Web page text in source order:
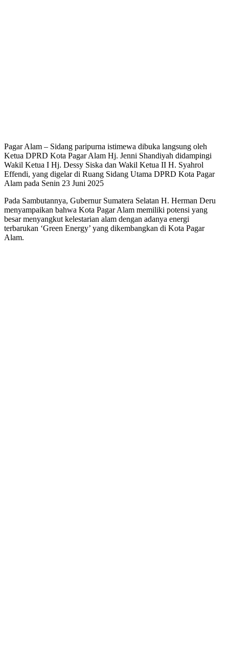
Pagar Alam – Sidang paripurna istimewa dibuka langsung oleh
Ketua DPRD Kota Pagar Alam Hj. Jenni Shandiyah didampingi
Wakil Ketua I Hj. Dessy Siska dan Wakil Ketua II H. Syahrol
Effendi, yang digelar di Ruang Sidang Utama DPRD Kota Pagar
Alam pada Senin 23 Juni 2025
Pada Sambutannya, Gubernur Sumatera Selatan H. Herman Deru
menyampaikan bahwa Kota Pagar Alam memiliki potensi yang
besar menyangkut kelestarian alam dengan adanya energi
terbarukan ‘Green Energy’ yang dikembangkan di Kota Pagar
Alam.